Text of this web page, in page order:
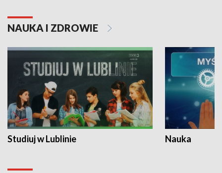
NAUKA I ZDROWIE
Studiuj w Lublinie Nauka